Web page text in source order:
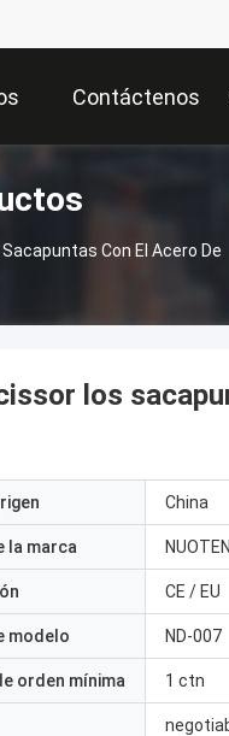
Contáctenos
Con El Acero De
los
China
la marca NUOTEN
CE / EU
modelo ND-007
orden mínima 1 ctn